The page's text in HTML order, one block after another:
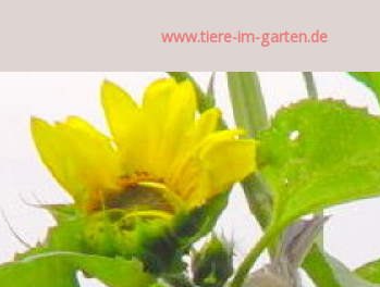
www.tiere-im-garten.de